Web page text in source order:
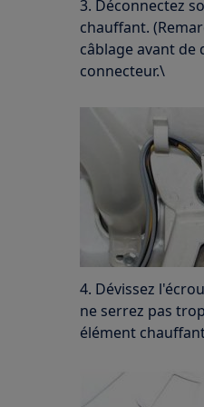
3. Déconnectez
chauffant.
câblage avant de
connecteur.\
4. Dévissez
ne serrez pas
élément